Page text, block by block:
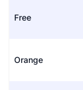
Free
Orange